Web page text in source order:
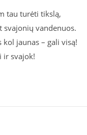
tau turėti tikslą,
svajonių vandenuos.
kol jaunas – gali visą!
ir svajok!